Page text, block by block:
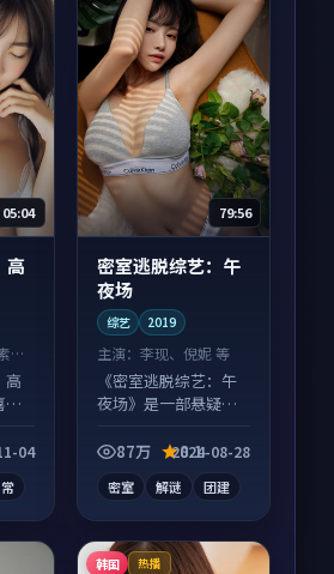
05:04
高
汐
高
剧
快04
79:56
密室逃脱综艺：午
夜场
综艺 2019
主演：李现、倪妮 等
《密室逃脱综艺：午
夜场》是一部悬疑向
齐全，观感爽快不拖
87万 8.1
2024-08-28
密室 解谜 团建
韩国 热播